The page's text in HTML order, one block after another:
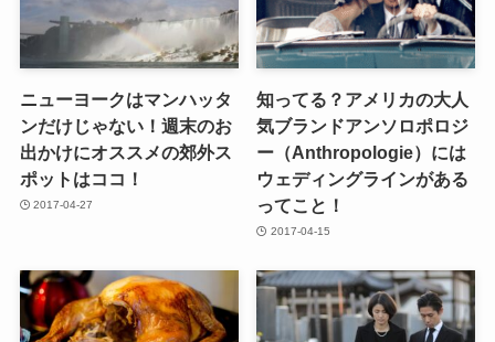
ニューヨークはマンハッタ
ンだけじゃない！週末のお
出かけにオススメの郊外ス
ポットはココ！
2017-04-27
知ってる？アメリカの大人
気ブランドアンソロポロジ
ー（Anthropologie）には
ウェディングラインがある
ってこと！
2017-04-15